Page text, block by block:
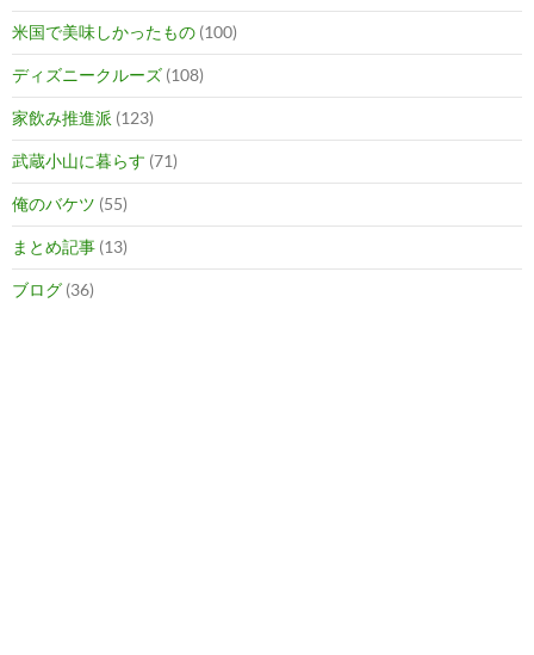
米国で美味しかったもの (100)
ディズニークルーズ (108)
家飲み推進派 (123)
武蔵小山に暮らす (71)
俺のバケツ (55)
まとめ記事 (13)
ブログ (36)